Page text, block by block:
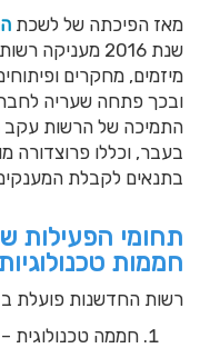
מאז הפיכתה של לשכת
שנת 2016
מיזמים, מחקרים
ובכך פתחה שעריה
התמיכה של הרשות עקב
בעבר, וכללו פרוצדורה
בתנאים לקבלת
תחומי הפעילות
חממות
רשות החדשנות פועלת ב – 6 זירות
חממה טכנולוגית